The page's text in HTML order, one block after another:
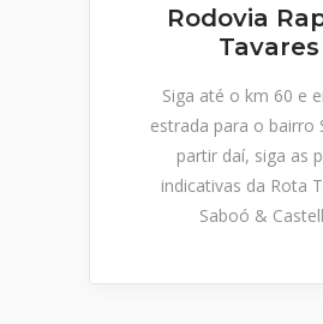
Rodovia
Tavares
Siga até o km 60 e
estrada para o bairro
partir daí, siga as
indicativas da Rota
Saboó &